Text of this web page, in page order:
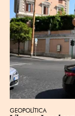
GEOPOLÍTICA